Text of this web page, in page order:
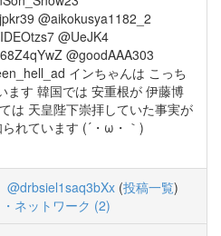
@aikokusya1182_2
@UeJK4
@goodAAA303
インちゃんは こっち
ます 韓国では 安重根が 伊藤博
は 天皇陛下崇拝していた事実が
れています (´・ω・｀)
@drbsiel1saq3bXx (投稿一覧)
ネットワーク (2)